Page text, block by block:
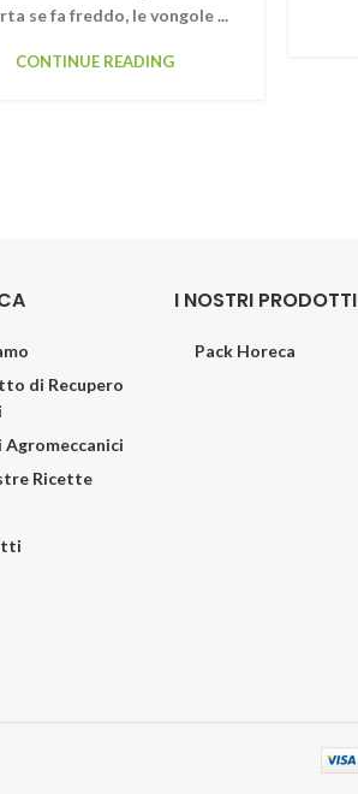
se fa freddo, le vongole ...
CONTINUE READING
di Recupero
Agromeccanici
Ricette
I NOSTRI PRODOTTI
Pack Horeca